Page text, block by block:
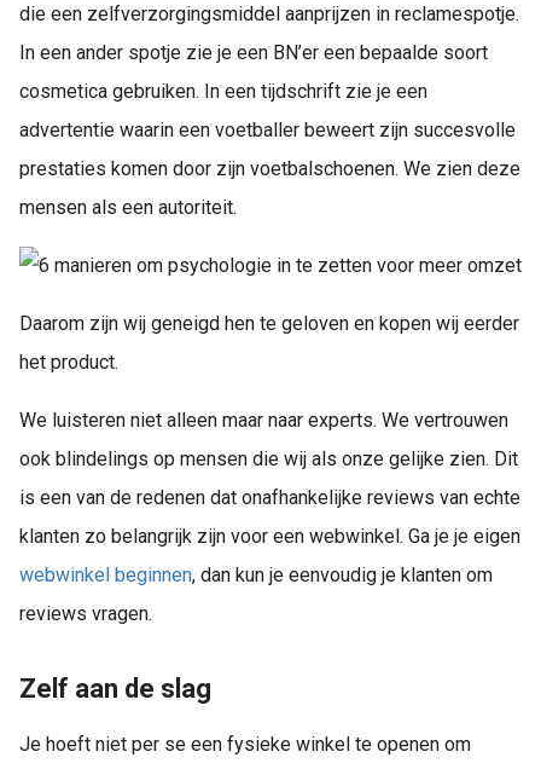
die een zelfverzorgingsmiddel aanprijzen in reclamespotje.
In een ander spotje zie je een BN’er een bepaalde soort
cosmetica gebruiken. In een tijdschrift zie je een
advertentie waarin een voetballer beweert zijn succesvolle
prestaties komen door zijn voetbalschoenen. We zien deze
mensen als een autoriteit.
Daarom zijn wij geneigd hen te geloven en kopen wij eerder
het product.
We luisteren niet alleen maar naar experts. We vertrouwen
ook blindelings op mensen die wij als onze gelijke zien. Dit
is een van de redenen dat onafhankelijke reviews van echte
klanten zo belangrijk zijn voor een webwinkel. Ga je je eigen
webwinkel beginnen, dan kun je eenvoudig je klanten om
reviews vragen.
Zelf aan de slag
Je hoeft niet per se een fysieke winkel te openen om